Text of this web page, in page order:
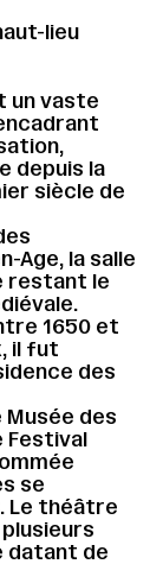
lieu
un vaste
depuis la
siècle de
Age, la salle
restant le
1650 et
il fut
des
Musée des
Festival
se
Le théâtre
datant de